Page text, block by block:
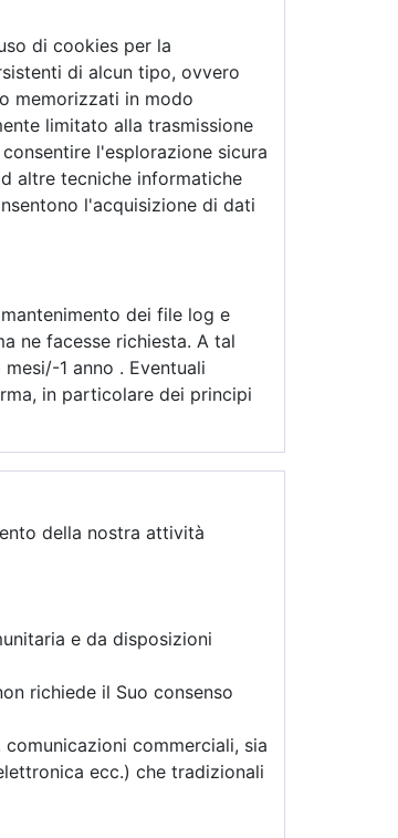
di cookies per la
di alcun tipo, ovvero
memorizzati in modo
limitato alla trasmissione
l'esplorazione sicura
altre tecniche informatiche
l'acquisizione di dati
dei file log e
ne facesse richiesta. A tal
1 anno . Eventuali
in particolare dei principi
della nostra attività
e da disposizioni
richiede il Suo consenso
commerciali, sia
ecc.) che tradizionali